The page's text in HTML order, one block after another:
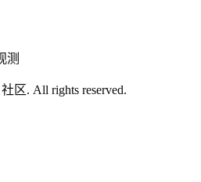
测
区. All rights reserved.